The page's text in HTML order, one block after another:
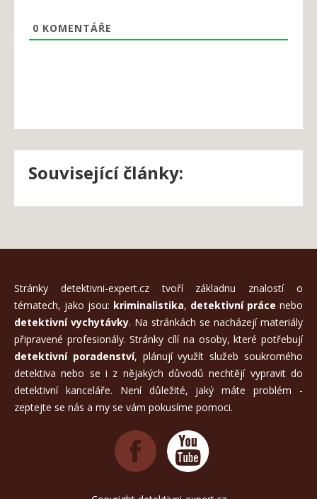
0 KOMENTÁŘE
Související články:
Stránky detektivni-expert.cz tvoří základnu znalostí o
tématech, jako jsou: kriminalistika, detektivní práce nebo
detektivní vychytávky. Na stránkách se nacházejí materiály
připravené profesionály. Stránky cílí na osoby, které potřebují
detektivní poradenství, plánují využít služeb soukromého
detektiva nebo se i z nějakých důvodů nechtějí vypravit do
detektivní kanceláře. Není důležité, jaký máte problém -
zeptejte se nás a my se vám pokusíme pomoci.